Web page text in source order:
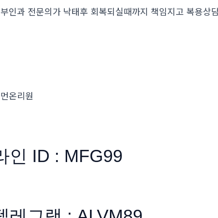
인과 전문의가 낙태후 회복되실때까지 책임지고 복용상
온리원
인 ID : MFG99